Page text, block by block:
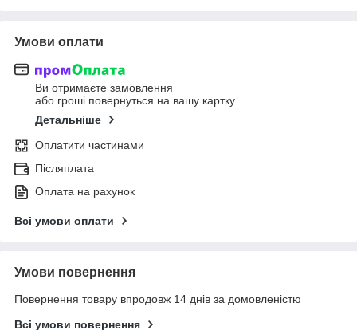
Умови оплати
Ви отримаєте замовлення
або гроші повернуться на вашу картку
Детальніше
Оплатити частинами
Післяплата
Оплата на рахунок
Всі умови оплати
Умови повернення
Повернення товару впродовж 14 днів за домовленістю
Всі умови повернення